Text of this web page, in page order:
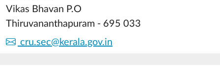
Vikas Bhavan P.O
Thiruvananthapuram - 695 033
cru.sec@kerala.gov.in